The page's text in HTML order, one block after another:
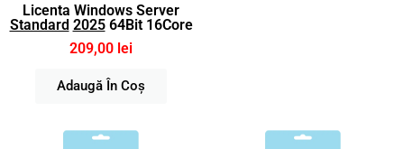
Licenta Windows Server
Standard 202564Bit 16Core
209,00 lei
Adaugă În Coș